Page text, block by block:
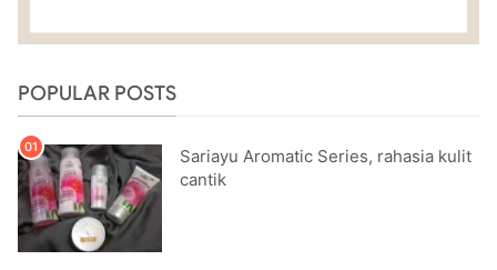
POPULAR POSTS
Sariayu Aromatic Series, rahasia kulit
cantik